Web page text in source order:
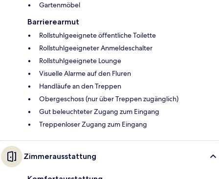
Gartenmöbel
Barrierearmut
Rollstuhlgeeignete öffentliche Toilette
Rollstuhlgeeigneter Anmeldeschalter
Rollstuhlgeeignete Lounge
Visuelle Alarme auf den Fluren
Handläufe an den Treppen
Obergeschoss (nur über Treppen zugänglich)
Gut beleuchteter Zugang zum Eingang
Treppenloser Zugang zum Eingang
Zimmerausstattung